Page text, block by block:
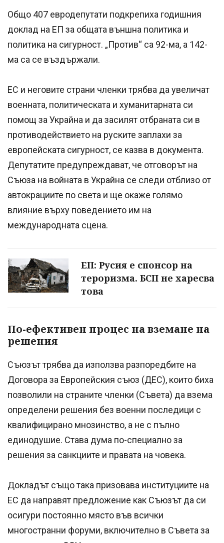
Общо 407 евродепутати подкрепиха годишния
доклад на ЕП за общата външна политика и
политика на сигурност. „Против“ са 92-ма, а 142-
ма са се въздържали.
ЕС и неговите страни членки трябва да увеличат
военната, политическата и хуманитарната си
помощ за Украйна и да засилят отбраната си в
противодействието на руските заплахи за
европейската сигурност, се казва в документа.
Депутатите предупреждават, че отговорът на
Съюза на войната в Украйна се следи отблизо от
автокрациите по света и ще окаже голямо
влияние върху поведението им на
международната сцена.
ЕП: Русия е спонсор на
тероризма. БСП не харесва
това
По-ефективен процес на вземане на
решения
Съюзът трябва да използва разпоредбите на
Договора за Европейския съюз (ДЕС), които биха
позволили на страните членки (Съвета) да взема
определени решения без военни последици с
квалифицирано мнозинство, а не с пълно
единодушие. Става дума по-специално за
решения за санкциите и правата на човека.
Докладът също така призовава институциите на
ЕС да направят предложение как Съюзът да си
осигури постоянно място във всички
многостранни форуми, включително в Съвета за